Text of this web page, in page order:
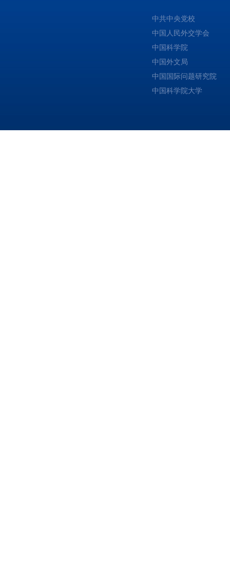
中共中央党校
中国人民外交学会
中国科学院
中国外文局
中国国际问题研究院
中国科学院大学